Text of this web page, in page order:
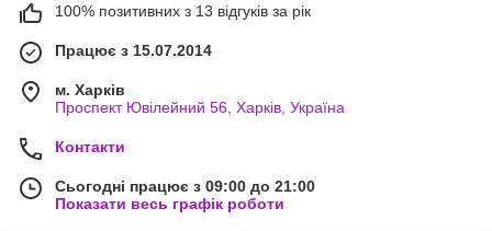
100% позитивних з 13 відгуків за рік
Працює з 15.07.2014
м. Харків
Проспект Ювілейний 56, Харків, Україна
Контакти
Сьогодні працює з 09:00 до 21:00
Показати весь графік роботи